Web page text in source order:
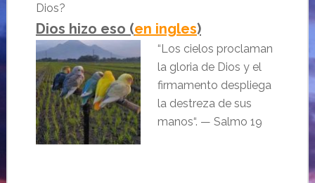
Dios?
Dios hizo eso (en ingles)
“Los cielos proclaman
la gloria de Dios y el
firmamento despliega
la destreza de sus
manos“. — Salmo 19